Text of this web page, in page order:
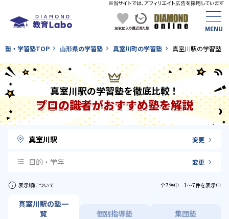
塾・学習塾TOP 山形県の学習塾 真室川町の学習塾 真室川駅の学習塾
真室川駅の学習塾を徹底比較！
プロの識者がおすすめ塾を解説
真室川駅 変更
目的・学年 変更
表示順について 全7件中 1〜7件を表示中
真室川駅の塾一
覧
個別指導塾 集団塾